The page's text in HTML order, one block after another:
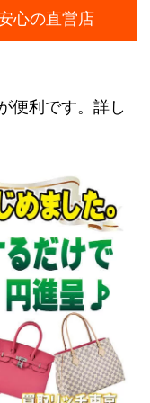
心の直営店
便利です。詳し